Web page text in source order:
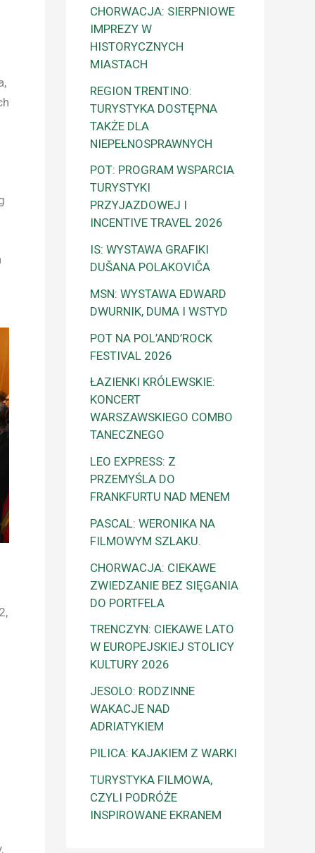
CHORWACJA: SIERPNIOWE
IMPREZY W
HISTORYCZNYCH
MIASTACH
REGION TRENTINO:
TURYSTYKA DOSTĘPNA
TAKŻE DLA
NIEPEŁNOSPRAWNYCH
POT: PROGRAM WSPARCIA
TURYSTYKI
PRZYJAZDOWEJ I
INCENTIVE TRAVEL 2026
IS: WYSTAWA GRAFIKI
DUŠANA POLAKOVIČA
MSN: WYSTAWA EDWARD
DWURNIK, DUMA I WSTYD
POT NA POL’AND’ROCK
FESTIVAL 2026
ŁAZIENKI KRÓLEWSKIE:
KONCERT
WARSZAWSKIEGO COMBO
TANECZNEGO
LEO EXPRESS: Z
PRZEMYŚLA DO
FRANKFURTU NAD MENEM
PASCAL: WERONIKA NA
FILMOWYM SZLAKU.
CHORWACJA: CIEKAWE
ZWIEDZANIE BEZ SIĘGANIA
DO PORTFELA
TRENCZYN: CIEKAWE LATO
W EUROPEJSKIEJ STOLICY
KULTURY 2026
JESOLO: RODZINNE
WAKACJE NAD
ADRIATYKIEM
PILICA: KAJAKIEM Z WARKI
TURYSTYKA FILMOWA,
CZYLI PODRÓŻE
INSPIROWANE EKRANEM